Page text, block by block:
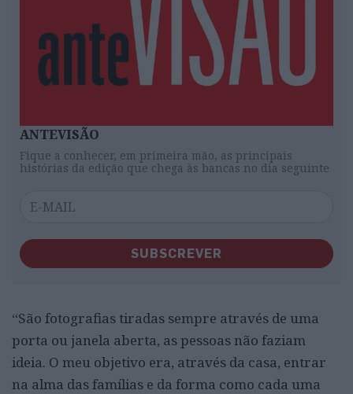
ANTEVISÃO
Fique a conhecer, em primeira mão, as principais
histórias da edição que chega às bancas no dia seguinte
SUBSCREVER
“São fotografias tiradas sempre através de uma
porta ou janela aberta, as pessoas não faziam
ideia. O meu objetivo era, através da casa, entrar
na alma das famílias e da forma como cada uma